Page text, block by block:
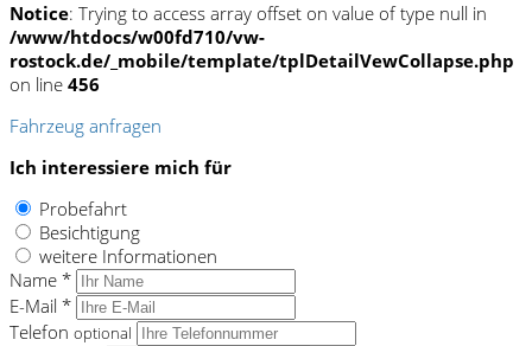
Notice: Trying to access array offset on value of type null in
/www/htdocs/w00fd710/vw-
rostock.de/_mobile/template/tplDetailVewCollapse.php
on line 456
Fahrzeug anfragen
Ich interessiere mich für
Probefahrt
Besichtigung
weitere Informationen
Name *
E-Mail *
Telefon optional